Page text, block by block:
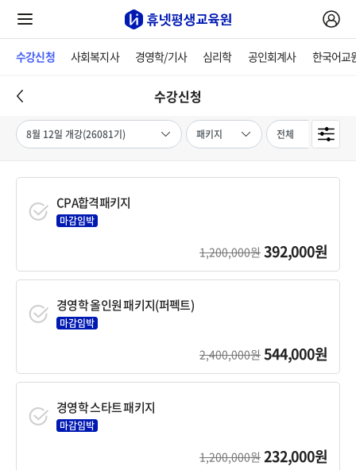
수강신청 사회복지사 경영학/기사 심리학 공인회계사 한국어교
수강신청
CPA합격패키지
마감임박
1,200,000원 392,000원
경영학 올인원 패키지(퍼펙트)
마감임박
2,400,000원 544,000원
경영학 스타트 패키지
마감임박
1,200,000원 232,000원